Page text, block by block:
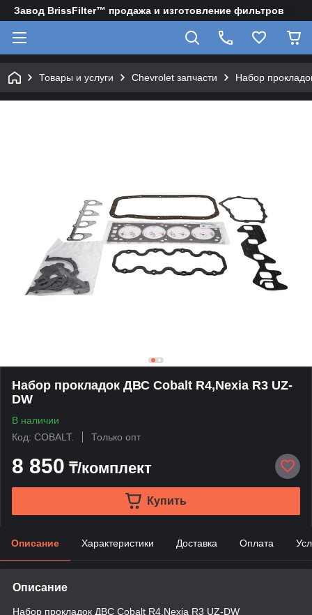
Завод BrissFilter™ продажа и изготовление фильтров
Товары и услуги Chevrolet запчасти Набор
Набор прокладок ДВС Cobalt R4,Nexia R3 UZ-
DW
В наличии
Код: COBALT.
Только опт
8 850 ₸/комплект
Купить
Описание Характеристики Доставка Оплата
Описание
Набор прокладок ДВС Cobalt R4,Nexia R3 UZ-DW